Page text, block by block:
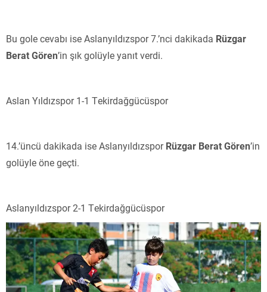
Bu gole cevabı ise Aslanyıldızspor 7.’nci dakikada Rüzgar
Berat Gören’in şık golüyle yanıt verdi.
Aslan Yıldızspor 1-1 Tekirdağgücüspor
14.’üncü dakikada ise AslanyıldızsporRüzgar Berat Gören’in
golüyle öne geçti.
Aslanyıldızspor 2-1 Tekirdağgücüspor